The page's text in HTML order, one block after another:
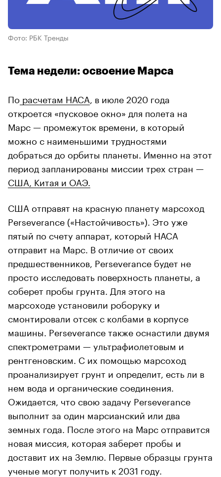
Фото: РБК Тренды
Тема недели: освоение Марса
По расчетам НАСА , в июле 2020 года
откроется «пусковое окно» для полета на
Марс — промежуток времени, в который
можно с наименьшими трудностями
добраться до орбиты планеты. Именно на этот
период запланированы миссии трех стран —
США, Китая и ОАЭ.
США отправят на красную планету марсоход
Perseverance («Настойчивость»). Это уже
пятый по счету аппарат, который НАСА
отправит на Марс. В отличие от своих
предшественников, Perseverance будет не
просто исследовать поверхность планеты, а
соберет пробы грунта. Для этого на
марсоходе установили роборуку и
смонтировали отсек с колбами в корпусе
машины. Perseverance также оснастили двумя
спектрометрами — ультрафиолетовым и
рентгеновским. С их помощью марсоход
проанализирует грунт и определит, есть ли в
нем вода и органические соединения.
Ожидается, что свою задачу Perseverance
выполнит за один марсианский или два
земных года. После этого на Марс отправится
новая миссия, которая заберет пробы и
доставит их на Землю. Первые образцы грунта
ученые могут получить к 2031 году.